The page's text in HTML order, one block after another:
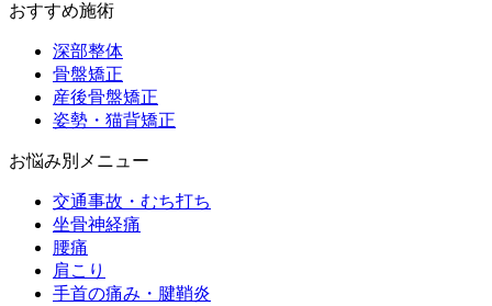
おすすめ施術
深部整体
骨盤矯正
産後骨盤矯正
姿勢・猫背矯正
お悩み別メニュー
交通事故・むち打ち
坐骨神経痛
腰痛
肩こり
手首の痛み・腱鞘炎